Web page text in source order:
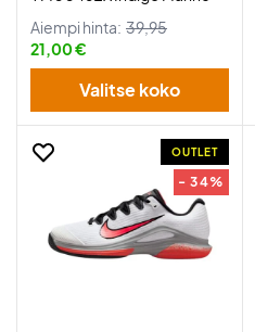
Aiempi hinta: 39,95
21,00 €
Valitse koko
OUTLET
- 34%